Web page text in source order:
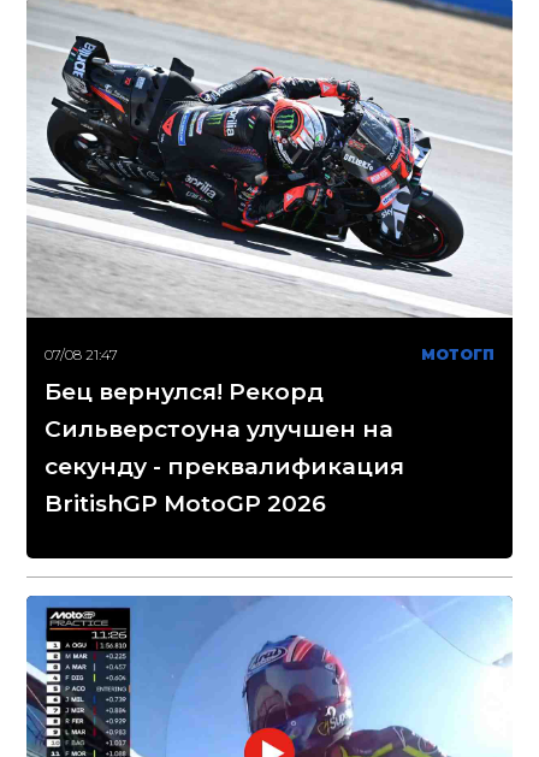
07/08 21:47 МОТОГП
Бец вернулся! Рекорд
Сильверстоуна улучшен на
секунду - преквалификация
BritishGP MotoGP 2026